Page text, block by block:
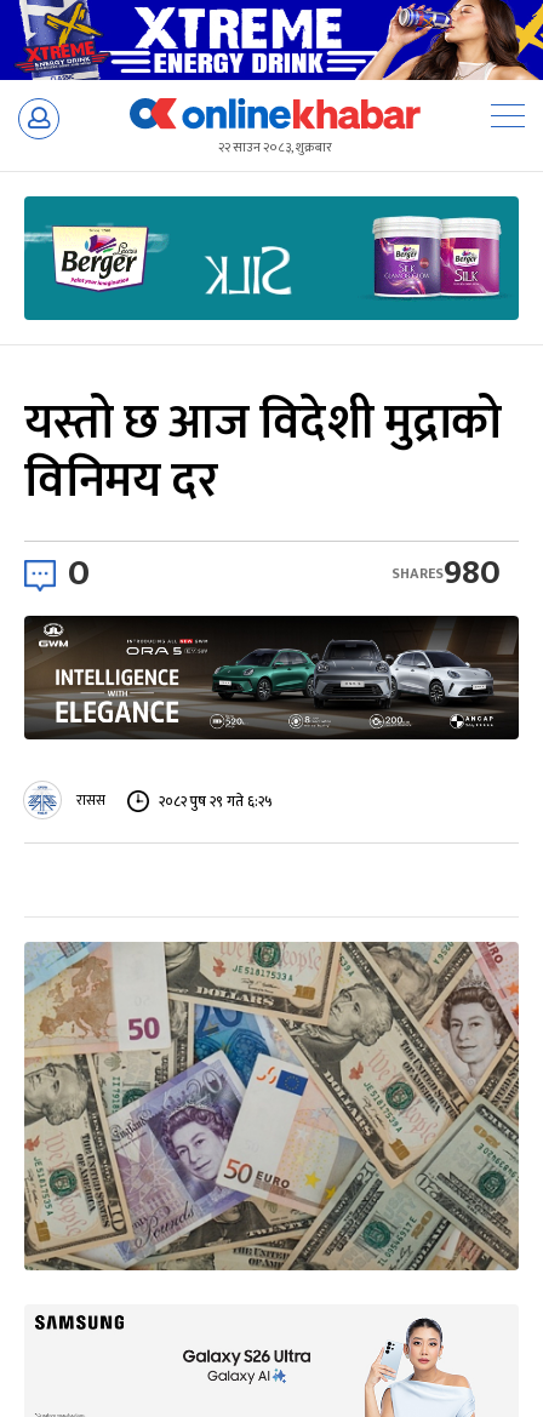
Skip
२२ साउन २०८३, शुक्रबार
यस्तो छ आज विदेशी मुद्राको
विनिमय दर
0 980
SHARES
रासस २०८२ पुष २९ गते ६:२५